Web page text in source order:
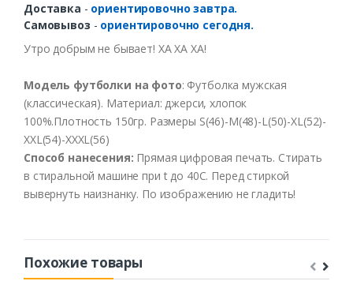
Доставка - ориентировочно завтра.
Самовывоз - ориентировочно сегодня.
Утро добрым не бывает! ХА ХА ХА!
Модель футболки на фото: Футболка мужская
(классическая). Материал: джерси, хлопок
100%.Плотность 150гр. Размеры S(46)-M(48)-L(50)-XL(52)-
XXL(54)-XXXL(56)
Способ нанесения: Прямая цифровая печать. Стирать
в стиральной машине при tдо 40С. Перед стиркой
вывернуть наизнанку. По изображению не гладить!
Похожие товары